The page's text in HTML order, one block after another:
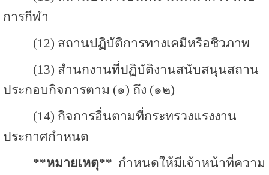
การกีฬา
(12) สถานปฏิบัติการทางเคมีหรือชีวภาพ
(13) สำนกงานที่ปฏิบัติงานสนับสนุนสถาน
ประกอบกิจการตาม (๑) ถึง (๑๒)
(14) กิจการอื่นตามที่กระทรวงแรงงาน
ประกาศกำหนด
**หมายเหตุ** กำหนดให้มีเจ้าหน้าที่ความ